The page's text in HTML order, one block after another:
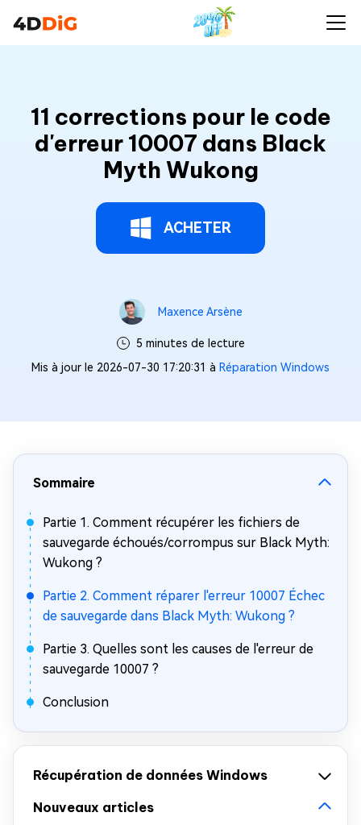
11 corrections pour le code
d'erreur 10007 dans Black
Myth Wukong
ACHETER
Maxence Arsène
5 minutes de lecture
Mis à jour le 2026-07-30 17:20:31 à Réparation Windows
Sommaire
Partie 1. Comment récupérer les fichiers de
sauvegarde échoués/corrompus sur Black Myth:
Wukong ?
Partie 2. Comment réparer l'erreur 10007 Échec
de sauvegarde dans Black Myth: Wukong ?
Partie 3. Quelles sont les causes de l'erreur de
sauvegarde 10007 ?
Conclusion
Récupération de données Windows
Nouveaux articles